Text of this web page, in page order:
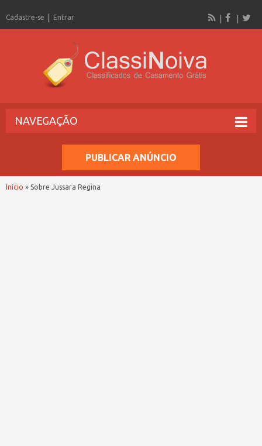
Cadastre-se Entrar
NAVEGAÇÃO
PUBLICAR ANÚNCIO
Início » Sobre Jussara Regina